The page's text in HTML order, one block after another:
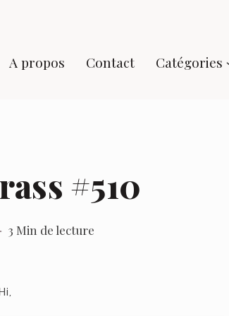
A propos Contact Catégories
#510
3 Min de lecture